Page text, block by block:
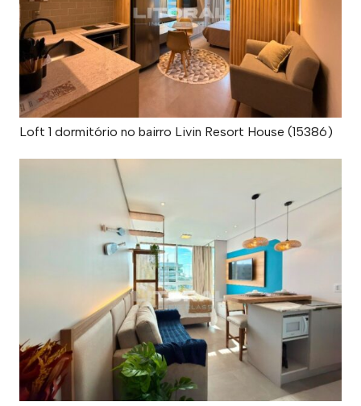
Loft 1 dormitório no bairro Livin Resort House (15386)